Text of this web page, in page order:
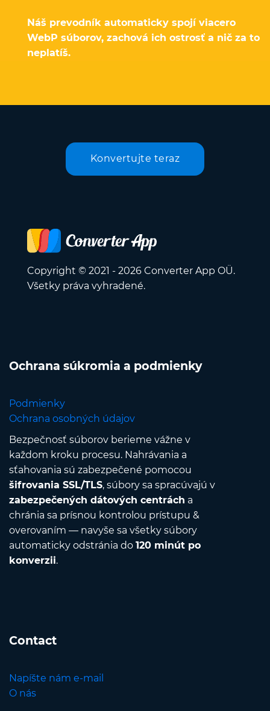
Náš prevodník automaticky spojí viacero
WebP súborov, zachová ich ostrosť a nič za to
neplatíš.
Konvertujte teraz
Copyright © 2021 - 2026 Converter App OÜ.
Všetky práva vyhradené.
Ochrana súkromia a podmienky
Podmienky
Ochrana osobných údajov
Bezpečnosť súborov berieme vážne v
každom kroku procesu. Nahrávania a
sťahovania sú zabezpečené pomocou
šifrovania SSL/TLS, súbory sa spracúvajú v
zabezpečených dátových centrách a
chránia sa prísnou kontrolou prístupu &
overovaním — navyše sa všetky súbory
automaticky odstránia do 120 minút po
konverzii.
Contact
Napíšte nám e-mail
O nás